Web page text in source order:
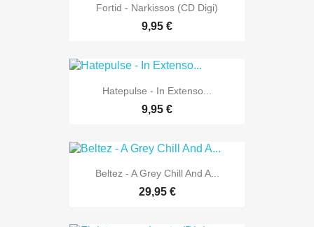
Fortid - Narkissos (CD Digi)
9,95 €
Hatepulse - In Extenso...
9,95 €
Beltez - A Grey Chill And A...
29,95 €